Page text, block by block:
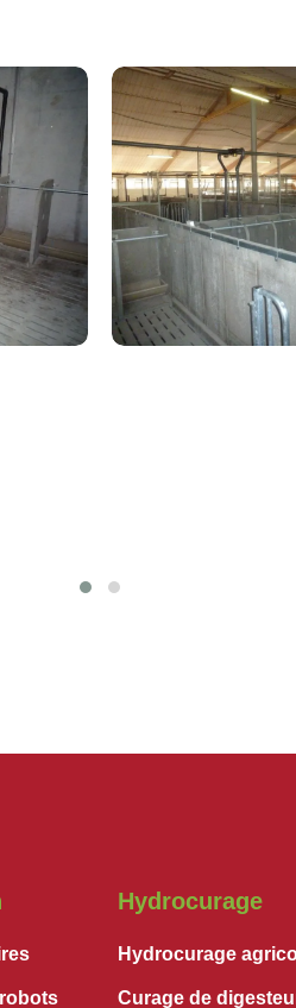
Hydrocurage
Hydrocurage
Curage de